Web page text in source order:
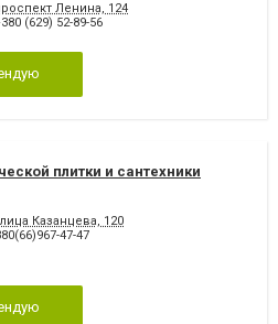
Ленина, 124
(629) 52-89-56
плитки и сантехники
Казанцева, 120
47-47